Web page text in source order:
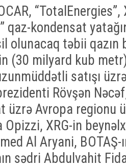
“TotalEnergies”,
qaz-kondensat
olunacaq təbii qazın
(30 milyard kub
satışı
Rövşən
üzrə Avropa regionu
XRG-in
Al Aryani, BOTAŞ-
sədri Abdulvahit